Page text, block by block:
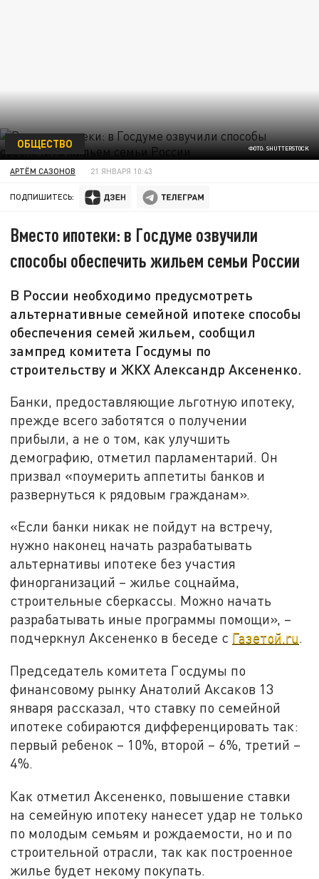
ФОТО: SHUTTERSTOCK
ОБЩЕСТВО
АРТЁМ САЗОНОВ 21 ЯНВАРЯ 10:43
ПОДПИШИТЕСЬ:
Вместо ипотеки: в Госдуме озвучили
способы обеспечить жильем семьи России
В России необходимо предусмотреть
альтернативные семейной ипотеке способы
обеспечения семей жильем, сообщил
зампред комитета Госдумы по
строительству и ЖКХ Александр Аксененко.
Банки, предоставляющие льготную ипотеку,
прежде всего заботятся о получении
прибыли, а не о том, как улучшить
демографию, отметил парламентарий. Он
призвал «поумерить аппетиты банков и
развернуться к рядовым гражданам».
«Если банки никак не пойдут на встречу,
нужно наконец начать разрабатывать
альтернативы ипотеке без участия
финорганизаций – жилье соцнайма,
строительные сберкассы. Можно начать
разрабатывать иные программы помощи», –
подчеркнул Аксененко в беседе с Газетой.ru.
Председатель комитета Госдумы по
финансовому рынку Анатолий Аксаков 13
января рассказал, что ставку по семейной
ипотеке собираются дифференцировать так:
первый ребенок – 10%, второй – 6%, третий –
4%.
Как отметил Аксененко, повышение ставки
на семейную ипотеку нанесет удар не только
по молодым семьям и рождаемости, но и по
строительной отрасли, так как построенное
жилье будет некому покупать.